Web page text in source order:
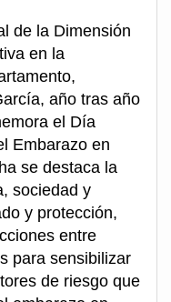
de la Dimensión
en la
año tras año
el Día
Embarazo en
se destaca la
sociedad y
y protección,
entre
para sensibilizar
de riesgo que